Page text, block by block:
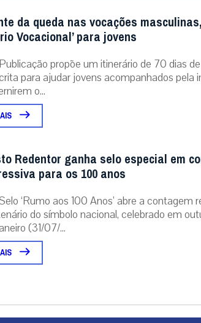
da queda nas vocações
Vocacional’ para jovens
Publicação propõe um itinerário de 70 dias
para ajudar jovens acompanhados pela
o...
Redentor ganha selo especial em
para os 100 anos
‘Rumo aos 100 Anos’ abre a contagem
do símbolo nacional, celebrado em
(31/07/...